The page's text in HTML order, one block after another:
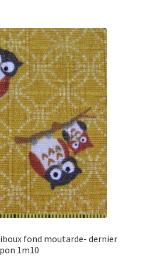
fond moutarde- dernier
1m10